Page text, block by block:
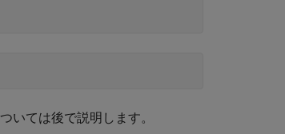
いては後で説明します。